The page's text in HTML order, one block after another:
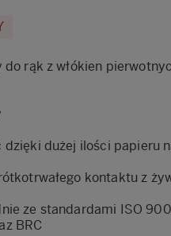
rąk z włókien
dzięki dużej ilości papieru
kontaktu z
ze standardami ISO
BRC